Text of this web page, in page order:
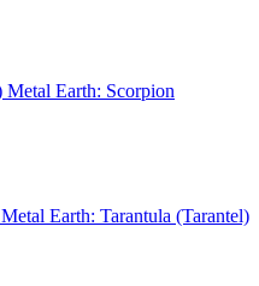
Metal Earth: Scorpion
Metal Earth: Tarantula (Tarantel)